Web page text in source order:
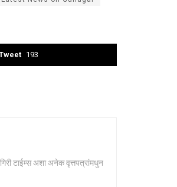
193
टाईम्स अशा अनेक वृत्तपत्रांमधुन